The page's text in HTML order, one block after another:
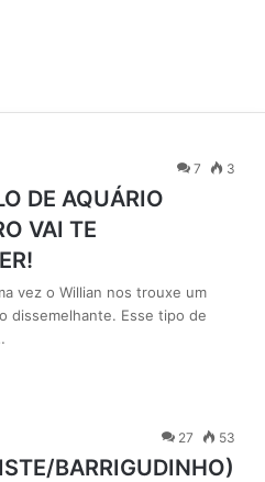
7 3
DE AQUÁRIO
VAI TE
vez o Willian nos trouxe um
dissemelhante. Esse tipo de
27 53
BARRIGUDINHO)